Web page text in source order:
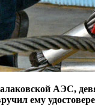
АЭС,
ему